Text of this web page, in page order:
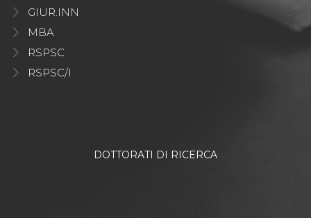
GIUR.INN
MBA
RSPSC
RSPSC/I
DOTTORATI DI RICERCA